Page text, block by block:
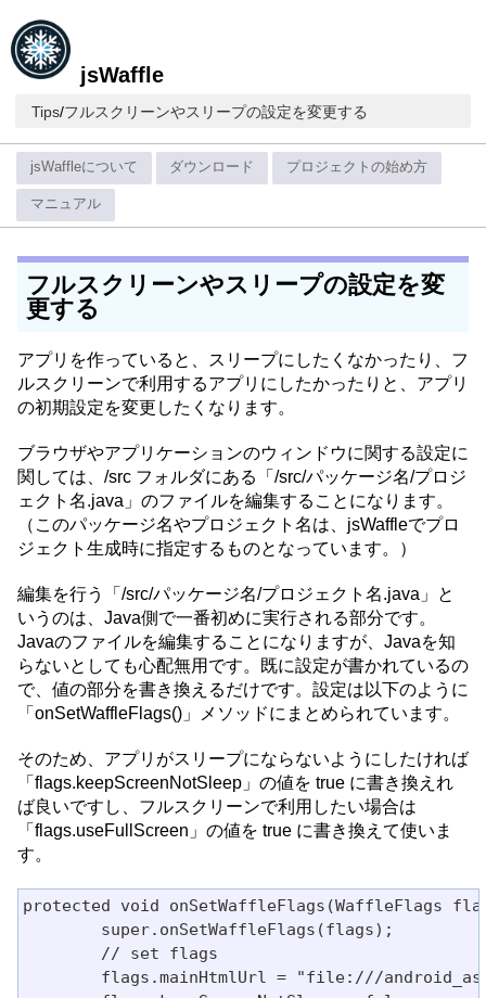
jsWaffle
Tips/フルスクリーンやスリープの設定を変更する
jsWaffleについて ダウンロード プロジェクトの始め方
マニュアル
フルスクリーンやスリープの設定を変
更する
アプリを作っていると、スリープにしたくなかったり、フ
ルスクリーンで利用するアプリにしたかったりと、アプリ
の初期設定を変更したくなります。
ブラウザやアプリケーションのウィンドウに関する設定に
関しては、/src フォルダにある「/src/パッケージ名/プロジ
ェクト名.java」のファイルを編集することになります。
（このパッケージ名やプロジェクト名は、jsWaffleでプロ
ジェクト生成時に指定するものとなっています。）
編集を行う「/src/パッケージ名/プロジェクト名.java」と
いうのは、Java側で一番初めに実行される部分です。
Javaのファイルを編集することになりますが、Javaを知
らないとしても心配無用です。既に設定が書かれているの
で、値の部分を書き換えるだけです。設定は以下のように
「onSetWaffleFlags()」メソッドにまとめられています。
そのため、アプリがスリープにならないようにしたければ
「flags.keepScreenNotSleep」の値を true に書き換えれ
ば良いですし、フルスクリーンで利用したい場合は
「flags.useFullScreen」の値を true に書き換えて使いま
す。
protected void onSetWaffleFlags(WaffleFlags